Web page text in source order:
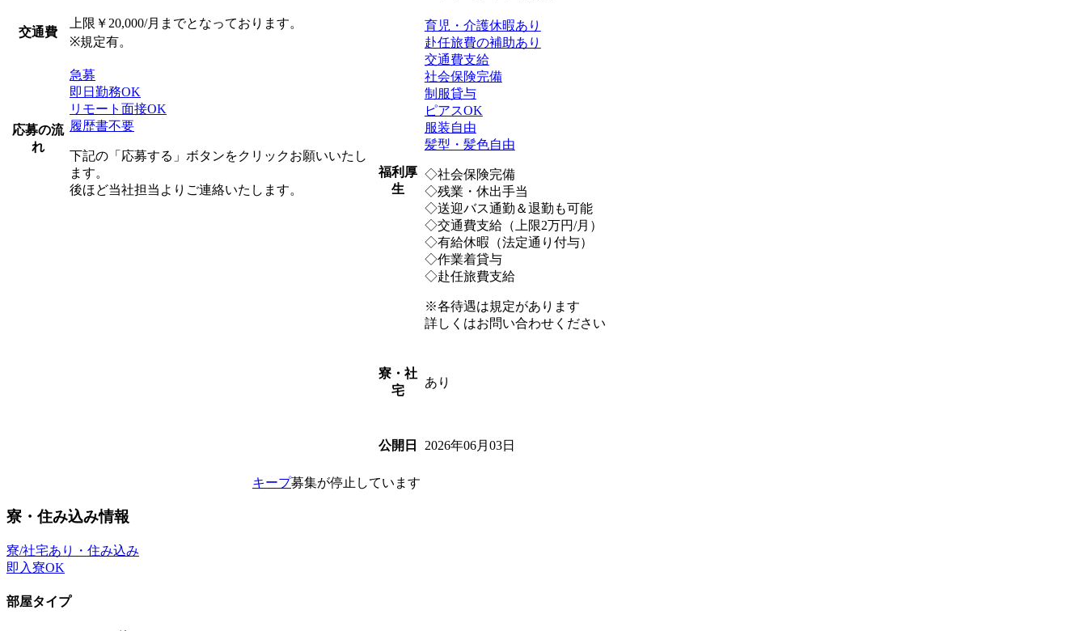
交通費
上限￥20,000/月までとなっております。
※規定有。
応募の流
れ
急募
即日勤務OK
リモート面接OK
履歴書不要
下記の「応募する」ボタンをクリックお願いいたし
ます。
後ほど当社担当よりご連絡いたします。
福利厚
生
育児・介護休暇あり
赴任旅費の補助あり
交通費支給
社会保険完備
制服貸与
ピアスOK
服装自由
髪型・髪色自由
◇社会保険完備
◇残業・休出手当
◇送迎バス通勤＆退勤も可能
◇交通費支給（上限2万円/月）
◇有給休暇（法定通り付与）
◇作業着貸与
◇赴任旅費支給
※各待遇は規定があります
詳しくはお問い合わせください
寮・社
宅
あり
公開日 2026年06月03日
キープ募集が停止しています
寮・住み込み情報
寮/社宅あり・住み込み
即入寮OK
部屋タイプ